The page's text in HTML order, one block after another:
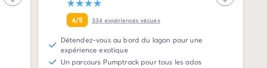
4/5 334 expériences vécues
Détendez-vous au bord du lagon pour une
expérience exotique
Un parcours Pumptrack pour tous les ados